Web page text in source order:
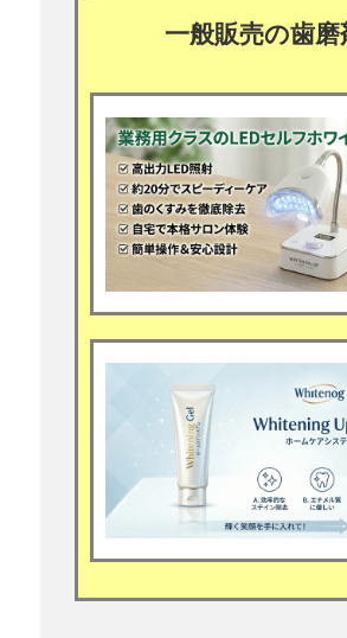
一般販売の歯磨